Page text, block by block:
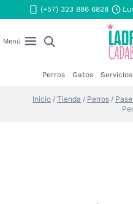
al
(+57) 323 886 6828
Menú
Perros Gatos Servicios
Inicio / Tienda / Perros /